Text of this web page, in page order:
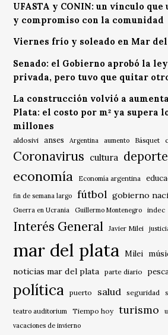
UFASTA y CONIN: un vínculo
y compromiso con la comunidad
Viernes frío y soleado en Mar
Senado: el Gobierno aprobó la
privada, pero tuvo que quitar
La construcción volvió a
Plata: el costo por m² ya supera
millones
aldosivi anses Argentina aumento Básquet
Coronavirus cultura
economía Economía argentina
fin de semana largo fútbol gobierno
Guerra en Ucrania Guillermo Montenegro indec
Interés General Javier Milei
mar del plata Milei
noticias mar del plata
parte diario
política puerto salud seguridad
teatro auditorium Tiempo hoy turismo
vacaciones de invierno